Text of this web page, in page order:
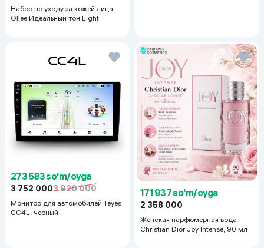
Набор по уходу за кожей лица
Ollee Идеальный тон Light
273 583 so'm/oyga
3 752 0003 920 000
Монитор для автомобилей Teyes
CC4L, черный
171 937 so'm/oyga
2 358 000
Женская парфюмерная вода
Christian Dior Joy Intense, 90 мл